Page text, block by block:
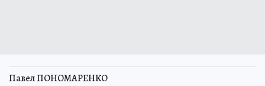
Павел ПОНОМАРЕНКО